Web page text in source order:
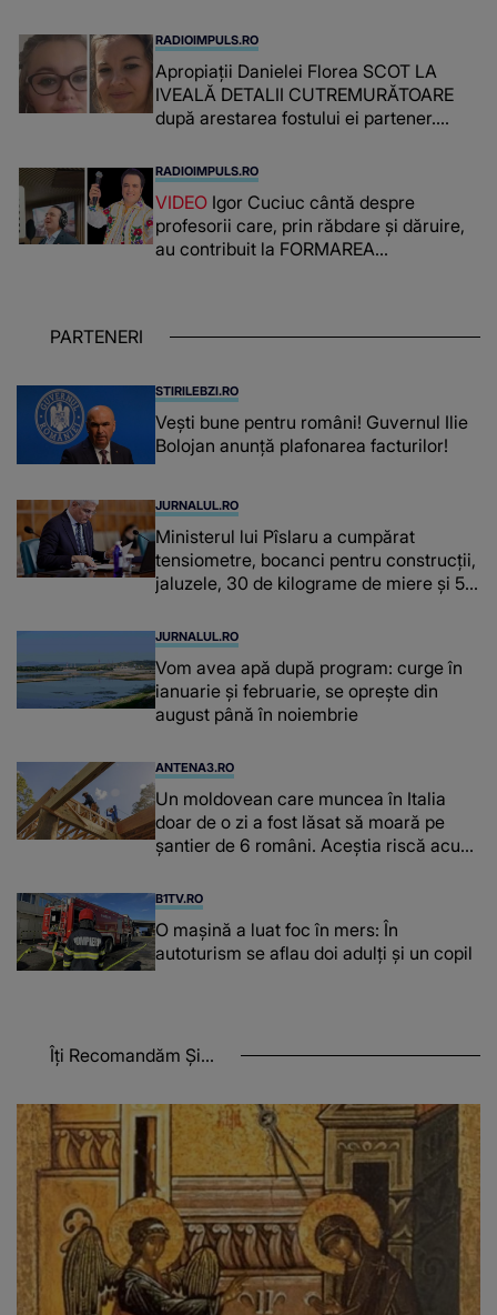
RADIOIMPULS.RO
Apropiații Danielei Florea SCOT LA
IVEALĂ DETALII CUTREMURĂTOARE
după arestarea fostului ei partener.
românca ucisă în Italia și ascunsă în
lada unui pat: " Îmi pare rău că nu am
reușit să fac mai mult pentru ea și..."
RADIOIMPULS.RO
VIDEO Igor Cuciuc cântă despre
profesorii care, prin răbdare și dăruire,
au contribuit la FORMAREA
chiar și după trecerea anilor: "De
PARTENERI
STIRILEBZI.RO
Vești bune pentru români! Guvernul Ilie
Bolojan anunță plafonarea facturilor!
JURNALUL.RO
Ministerul lui Pîslaru a cumpărat
tensiometre, bocanci pentru construcții,
jaluzele, 30 de kilograme de miere și 50
JURNALUL.RO
Vom avea apă după program: curge în
ianuarie și februarie, se oprește din
august până în noiembrie
ANTENA3.RO
Un moldovean care muncea în Italia
doar de o zi a fost lăsat să moară pe
şantier de 6 români. Aceștia riscă acum
B1TV.RO
O maşină a luat foc în mers: În
autoturism se aflau doi adulți și un copil
Îți Recomandăm Și...